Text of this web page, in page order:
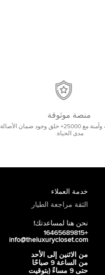
منصة موثوقة
صفيحة موثوقة وآمنة مع 25000+ خلق وجود ضمان الأصالة
مدى الحياة.
خدمة العملاء
الثقة مراجعة الطيار
نحن هنا لمساعدتك!
+16465689815
info@theluxurycloset.com
من الاثنين إلى الأحد
من الساعة 9 صباحًا
حتى 9 مساءً (بتوقيت